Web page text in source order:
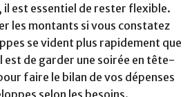
est essentiel de rester flexible.
les montants si vous constatez
se vident plus rapidement que
est de garder une soirée en tête-
faire le bilan de vos dépenses
selon les besoins.